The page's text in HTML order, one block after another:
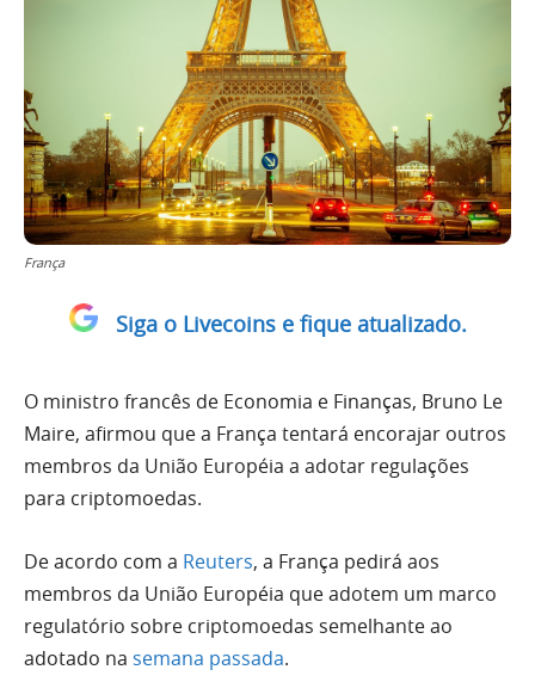
França
Siga o Livecoins e fique atualizado.
O ministro francês de Economia e Finanças, Bruno Le
Maire, afirmou que a França tentará encorajar outros
membros da União Européia a adotar regulações
para criptomoedas.
De acordo com a Reuters, a França pedirá aos
membros da União Européia que adotem um marco
regulatório sobre criptomoedas semelhante ao
adotado na semana passada.